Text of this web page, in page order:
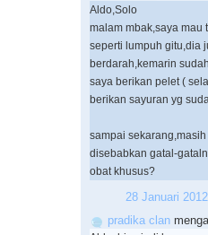
Aldo,Solo
malam mbak,saya mau
seperti lumpuh gitu,dia
berdarah,kemarin
saya berikan pelet (
berikan sayuran yg
sampai
disebabkan gatal-
obat khusus?
28 Januari
pradika clan